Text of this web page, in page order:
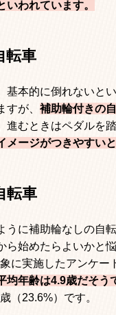
いわれています。
転車
基本的に倒れないと
が、 補助輪付きの
進むときはペダルを
メージがつきやすい
転車
うに補助輪なしの自
ら始めたらよいかと
に実施したアンケー
均年齢は4.9歳だそう
歳（23.6%）です。